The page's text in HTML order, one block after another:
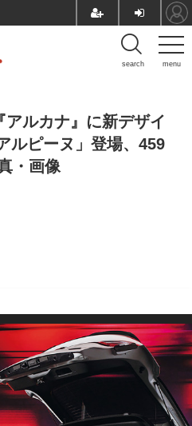
menu
search
ルカナ』に新デザイ
ルピーヌ」登場、459
・画像